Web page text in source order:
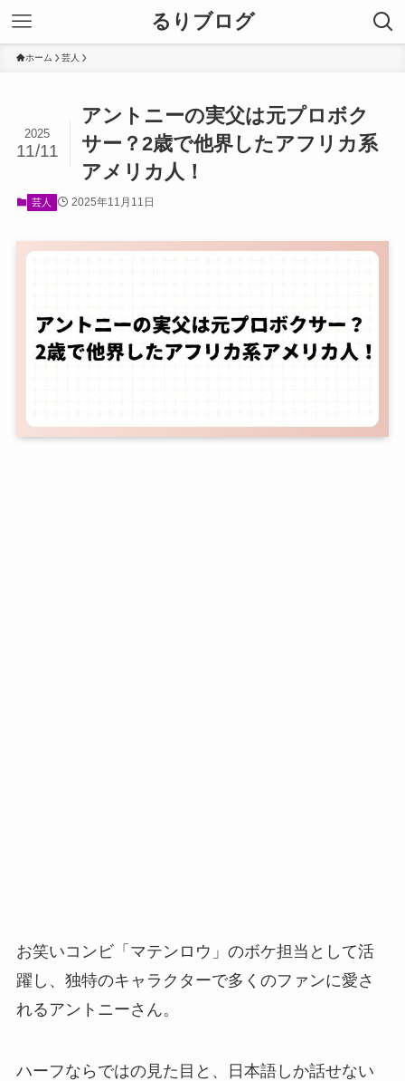
るりブログ
ホーム 芸人
アントニーの実父は元プロボク
サー？2歳で他界したアフリカ系
アメリカ人！
2025
11/11
芸人 2025年11月11日
お笑いコンビ「マテンロウ」のボケ担当として活
躍し、独特のキャラクターで多くのファンに愛さ
れるアントニーさん。
ハーフならではの見た目と、日本語しか話せない